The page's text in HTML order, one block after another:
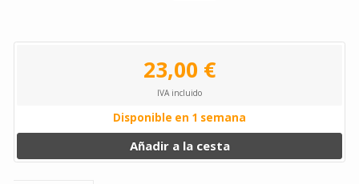
23,00 €
IVA incluido
Disponible en 1 semana
Añadir a la cesta